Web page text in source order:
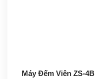
Máy Đếm Viên ZS-4B